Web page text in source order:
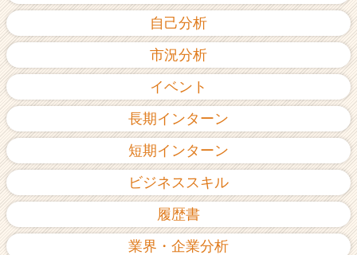
自己分析
市況分析
イベント
長期インターン
短期インターン
ビジネススキル
履歴書
業界・企業分析